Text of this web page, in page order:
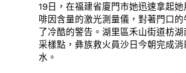
19日，在福建省廈門市她迅速拿起
啡因含量的激光測量儀，對著門口的
了冷酷的警告。湖里區禾山街道枋湖
采樣點，彝族救火員沙日今朝完成消
水。